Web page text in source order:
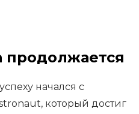
продолжается
начался с
который достиг